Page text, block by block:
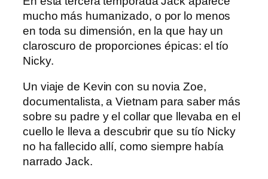
mucho más humanizado, o por lo menos
en toda su dimensión, en la que hay un
claroscuro de proporciones épicas: el tío
Nicky.
Un viaje de Kevin con su novia Zoe,
documentalista, a Vietnam para saber más
sobre su padre y el collar que llevaba en el
cuello le lleva a descubrir que su tío Nicky
no ha fallecido allí, como siempre había
narrado Jack.